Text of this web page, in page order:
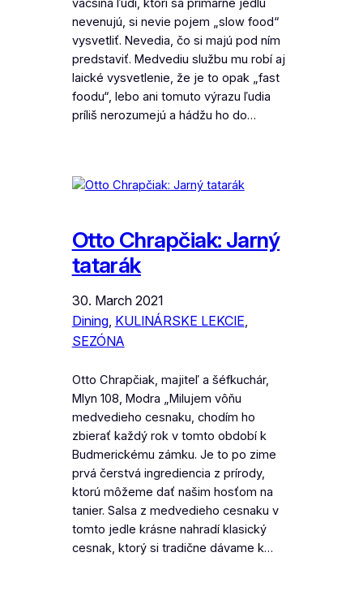
väčšina ľudí, ktorí sa primárne jedlu
nevenujú, si nevie pojem „slow food“
vysvetliť. Nevedia, čo si majú pod ním
predstaviť. Medvediu službu mu robí aj
laické vysvetlenie, že je to opak „fast
foodu“, lebo ani tomuto výrazu ľudia
príliš nerozumejú a hádžu ho do…
Otto Chrapčiak: Jarný
tatarák
30. March 2021
Dining, KULINÁRSKE LEKCIE
SEZÓNA
Otto Chrapčiak, majiteľ a šéfkuchár,
Mlyn 108, Modra „Milujem vôňu
medvedieho cesnaku, chodím ho
zbierať každý rok v tomto období k
Budmerickému zámku. Je to po zime
prvá čerstvá ingrediencia z prírody,
ktorú môžeme dať našim hosťom na
tanier. Salsa z medvedieho cesnaku v
tomto jedle krásne nahradí klasický
cesnak, ktorý si tradične dávame k…